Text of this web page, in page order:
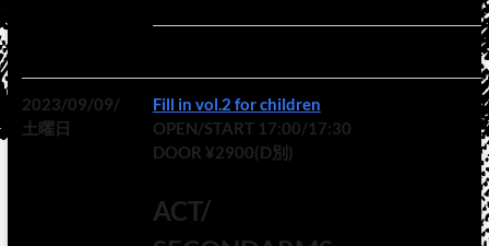
2023/09/09/
土曜日
Fill in vol.2 for children
OPEN/START 17:00/17:30
DOOR ¥2900(D別)
ACT/